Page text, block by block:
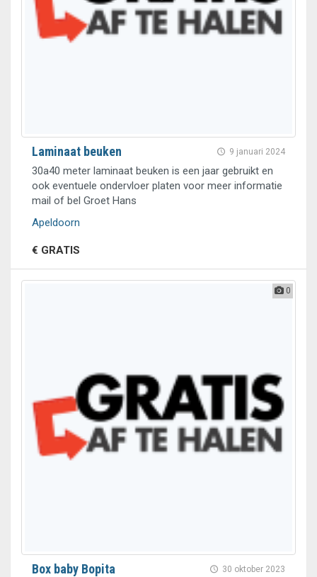
9 januari 2024
Laminaat beuken
30a40 meter laminaat beuken is een jaar gebruikt en
ook eventuele ondervloer platen voor meer informatie
mail of bel Groet Hans
Apeldoorn
€ GRATIS
0
30 oktober 2023
Box baby Bopita